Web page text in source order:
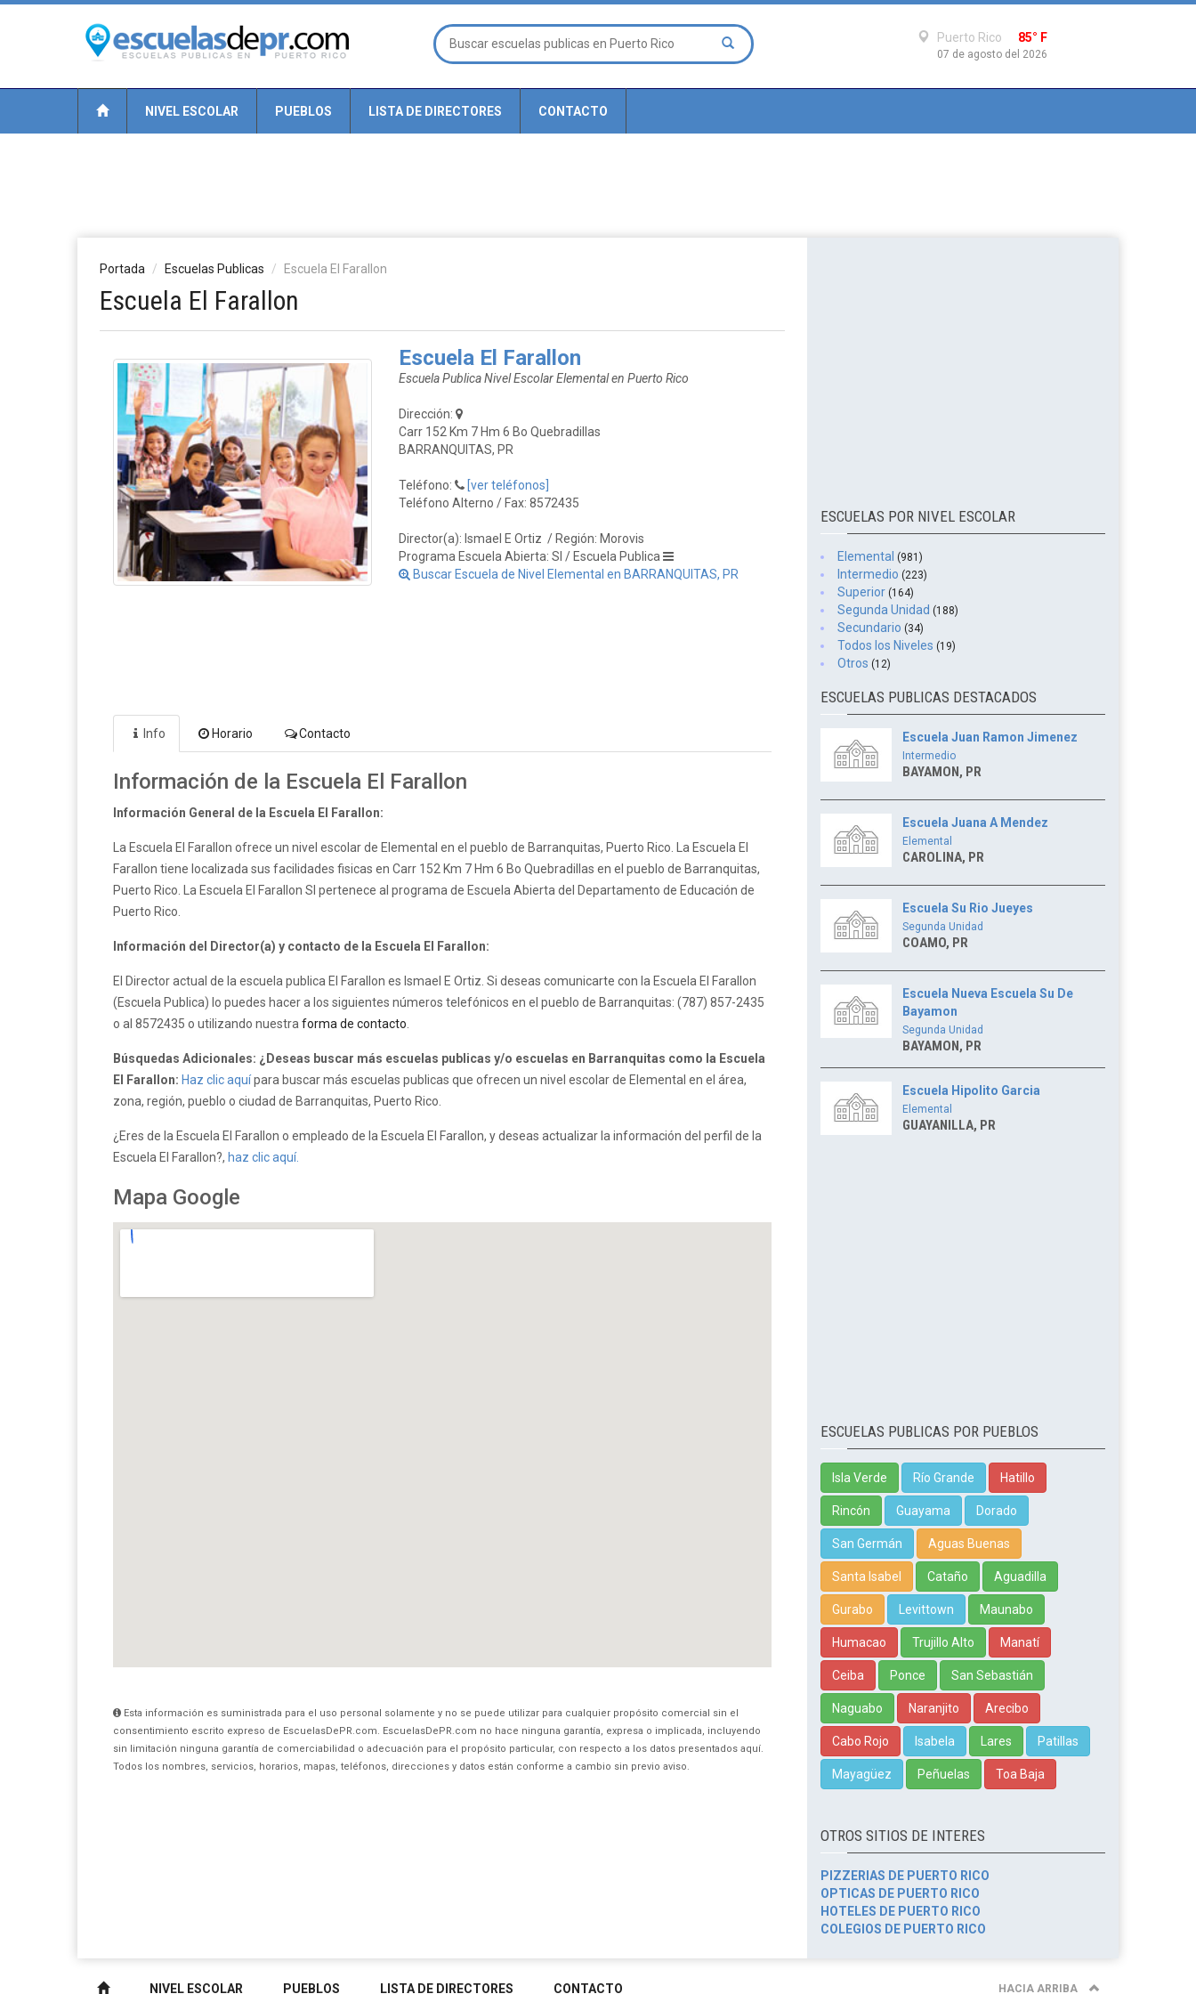
Puerto Rico 85° F
07 de agosto del 2026
NIVEL ESCOLAR PUEBLOS LISTA DE DIRECTORES CONTACTO
Portada Escuelas Publicas Escuela El Farallon
Escuela El Farallon
Escuela El Farallon
Escuela Publica Nivel Escolar Elemental en Puerto Rico
Dirección:
Carr 152 Km 7 Hm 6 Bo Quebradillas
BARRANQUITAS, PR
Teléfono:
[ver teléfonos]
Teléfono Alterno / Fax: 8572435
Director(a): Ismael E Ortiz / Región: Morovis
Programa Escuela Abierta: SI / Escuela Publica
Buscar Escuela de Nivel Elemental en BARRANQUITAS, PR
Info Horario Contacto
Información de la Escuela El Farallon
Información General de la Escuela El Farallon:
La Escuela El Farallon ofrece un nivel escolar de Elemental en el pueblo de Barranquitas, Puerto Rico. La Escuela El
Farallon tiene localizada sus facilidades fisicas en Carr 152 Km 7 Hm 6 Bo Quebradillas en el pueblo de Barranquitas,
Puerto Rico. La Escuela El Farallon SI pertenece al programa de Escuela Abierta del Departamento de Educación de
Puerto Rico.
Información del Director(a) y contacto de la Escuela El Farallon:
El Director actual de la escuela publica El Farallon es Ismael E Ortiz. Si deseas comunicarte con la Escuela El Farallon
(Escuela Publica) lo puedes hacer a los siguientes números telefónicos en el pueblo de Barranquitas: (787) 857-2435
o al 8572435 o utilizando nuestra forma de contacto
Búsquedas Adicionales: ¿Deseas buscar más escuelas publicas y/o escuelas en Barranquitas como la Escuela
El Farallon: Haz clic aquípara buscar más escuelas publicas que ofrecen un nivel escolar de Elemental en el área,
zona, región, pueblo o ciudad de Barranquitas, Puerto Rico.
¿Eres de la Escuela El Farallon o empleado de la Escuela El Farallon, y deseas actualizar la información del perfil de la
Escuela El Farallon?, haz clic aquí.
Mapa Google
Esta información es suministrada para el uso personal solamente y no se puede utilizar para cualquier propósito comercial sin el
consentimiento escrito expreso de EscuelasDePR.com. EscuelasDePR.com no hace ninguna garantía, expresa o implicada, incluyendo
sin limitación ninguna garantía de comerciabilidad o adecuación para el propósito particular, con respecto a los datos presentados aquí.
Todos los nombres, servicios, horarios, mapas, teléfonos, direcciones y datos están conforme a cambio sin previo aviso.
ESCUELAS POR NIVEL ESCOLAR
Elemental (981)
Intermedio (223)
Superior (164)
Segunda Unidad (188)
Secundario (34)
Todos los Niveles (19)
Otros (12)
ESCUELAS PUBLICAS DESTACADOS
Escuela Juan Ramon Jimenez
Intermedio
BAYAMON, PR
Escuela Juana A Mendez
Elemental
CAROLINA, PR
Escuela Su Rio Jueyes
Segunda Unidad
COAMO, PR
Escuela Nueva Escuela Su De
Bayamon
Segunda Unidad
BAYAMON, PR
Escuela Hipolito Garcia
Elemental
GUAYANILLA, PR
ESCUELAS PUBLICAS POR PUEBLOS
Isla Verde Río Grande Hatillo
Rincón Guayama Dorado
San Germán Aguas Buenas
Santa Isabel Cataño Aguadilla
Gurabo Levittown Maunabo
Humacao Trujillo Alto Manatí
Ceiba Ponce San Sebastián
Naguabo Naranjito Arecibo
Cabo Rojo Isabela Lares Patillas
Mayagüez Peñuelas Toa Baja
OTROS SITIOS DE INTERES
PIZZERIAS DE PUERTO RICO
OPTICAS DE PUERTO RICO
HOTELES DE PUERTO RICO
COLEGIOS DE PUERTO RICO
NIVEL ESCOLAR PUEBLOS LISTA DE DIRECTORES CONTACTO HACIA ARRIBA